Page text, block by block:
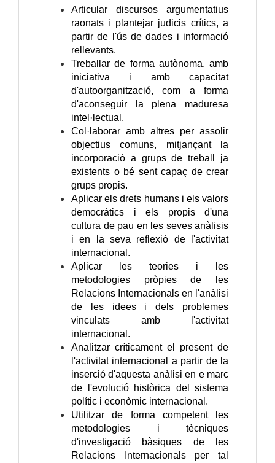
Articular discursos argumentatius
raonats i plantejar judicis crítics, a
partir de l'ús de dades i informació
rellevants.
Treballar de forma autònoma, amb
iniciativa i amb capacitat
d'autoorganització, com a forma
d'aconseguir la plena maduresa
intel·lectual.
Col·laborar amb altres per assolir
objectius comuns, mitjançant la
incorporació a grups de treball ja
existents o bé sent capaç de crear
grups propis.
Aplicar els drets humans i els valors
democràtics i els propis d'una
cultura de pau en les seves anàlisis
i en la seva reflexió de l'activitat
internacional.
Aplicar les teories i les
metodologies pròpies de les
Relacions Internacionals en l'anàlisi
de les idees i dels problemes
vinculats amb l'activitat
internacional.
Analitzar críticament el present de
l'activitat internacional a partir de la
inserció d'aquesta anàlisi en e marc
de l'evolució històrica del sistema
polític i econòmic internacional.
Utilitzar de forma competent les
metodologies i tècniques
d'investigació bàsiques de les
Relacions Internacionals per tal